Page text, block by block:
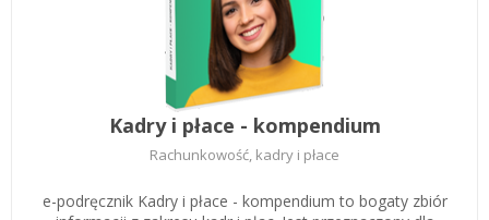
Kadry i płace - kompendium
Rachunkowość, kadry i płace
e-podręcznik Kadry i płace - kompendium to bogaty zbiór